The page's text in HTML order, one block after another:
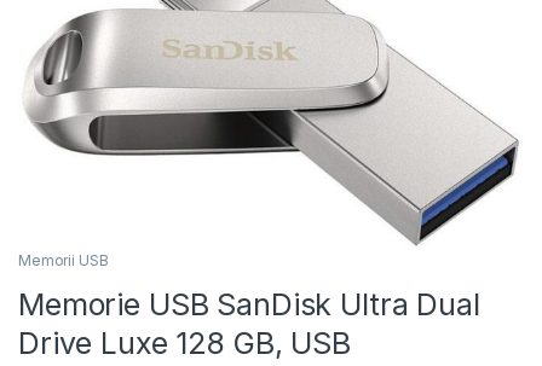
Memorii USB
Memorie USB SanDisk Ultra Dual
Drive Luxe 128 GB, USB